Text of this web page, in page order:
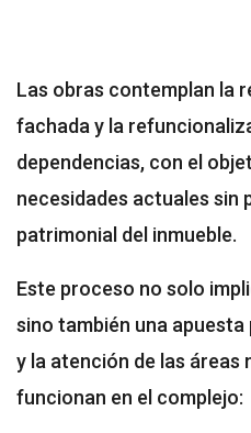
Las obras contemplan la
fachada y la
dependencias, con el
necesidades actuales sin
patrimonial del inmueble.
Este proceso no solo
sino también una
y la atención de las áreas
funcionan en el complejo: